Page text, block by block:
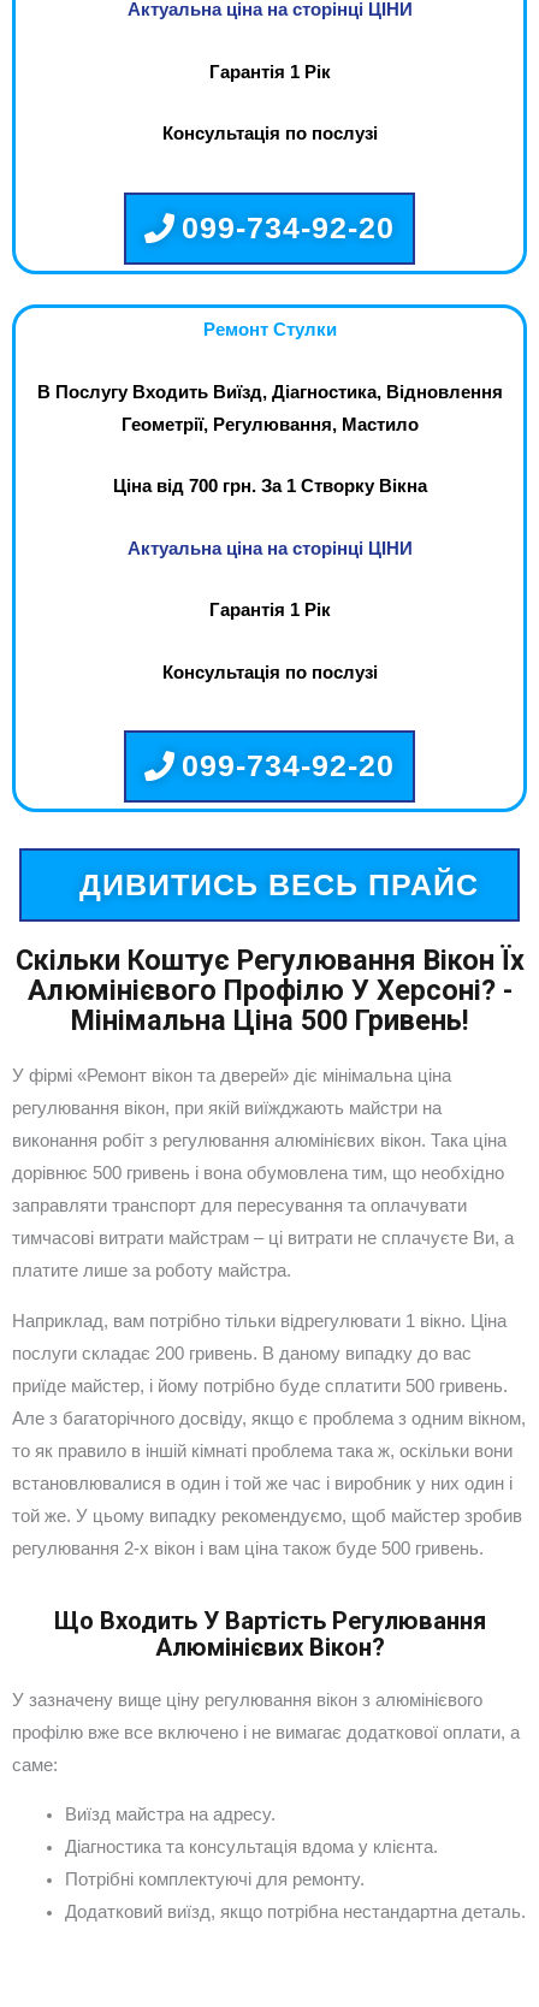
Актуальна ціна на сторінці ЦІНИ
Гарантія 1 Рік
Консультація по послузі
099-734-92-20
Ремонт Стулки
В Послугу Входить Виїзд, Діагностика, Відновлення
Геометрії, Регулювання, Мастило
Ціна від 700 грн. За 1 Створку Вікна
Актуальна ціна на сторінці ЦІНИ
Гарантія 1 Рік
Консультація по послузі
099-734-92-20
ДИВИТИСЬ ВЕСЬ ПРАЙС
Скільки Коштує Регулювання Вікон Їх
Алюмінієвого Профілю У Херсоні? -
Мінімальна Ціна 500 Гривень!
У фірмі «Ремонт вікон та дверей» діє мінімальна ціна
регулювання вікон, при якій виїжджають майстри на
виконання робіт з регулювання алюмінієвих вікон. Така ціна
дорівнює 500 гривень і вона обумовлена тим, що необхідно
заправляти транспорт для пересування та оплачувати
тимчасові витрати майстрам – ці витрати не сплачуєте Ви, а
платите лише за роботу майстра.
Наприклад, вам потрібно тільки відрегулювати 1 вікно. Ціна
послуги складає 200 гривень. В даному випадку до вас
приїде майстер, і йому потрібно буде сплатити 500 гривень.
Але з багаторічного досвіду, якщо є проблема з одним вікном,
то як правило в іншій кімнаті проблема така ж, оскільки вони
встановлювалися в один і той же час і виробник у них один і
той же. У цьому випадку рекомендуємо, щоб майстер зробив
регулювання 2-х вікон і вам ціна також буде 500 гривень.
Що Входить У Вартість Регулювання
Алюмінієвих Вікон?
У зазначену вище ціну регулювання вікон з алюмінієвого
профілю вже все включено і не вимагає додаткової оплати, а
саме:
Виїзд майстра на адресу.
Діагностика та консультація вдома у клієнта.
Потрібні комплектуючі для ремонту.
Додатковий виїзд, якщо потрібна нестандартна деталь.